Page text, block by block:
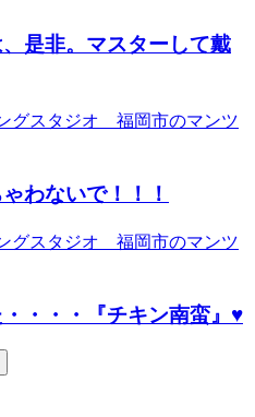
是非。マスターして戴
わないで！！！
・・・『チキン南蛮』♥